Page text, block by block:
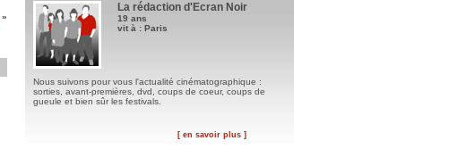
»
La rédaction d'Ecran Noir
19 ans
vit à : Paris
Nous suivons pour vous l'actualité cinématographique :
sorties, avant-premières, dvd, coups de coeur, coups de
gueule et bien sûr les festivals.
[ en savoir plus ]